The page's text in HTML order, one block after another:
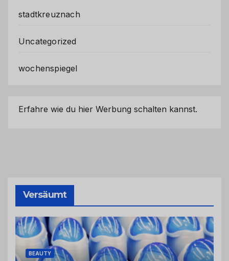
stadtkreuznach
Uncategorized
wochenspiegel
Erfahre wie du hier Werbung schalten kannst.
Versäumt
BEAUTY